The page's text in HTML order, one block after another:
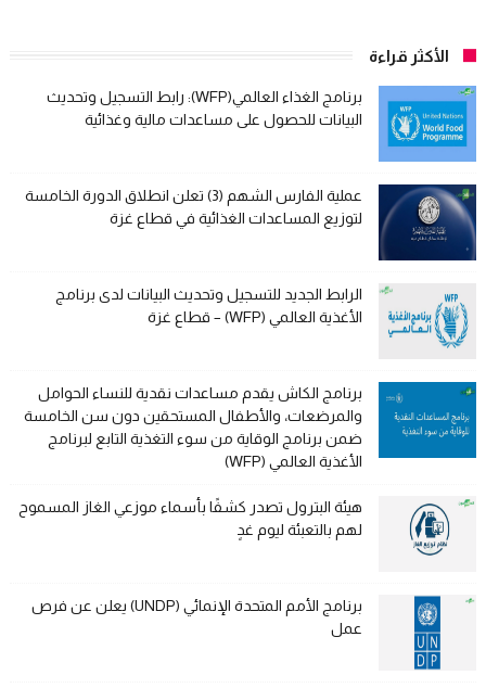
الأكثر قراءة
برنامج الغذاء العالمي(WFP): رابط التسجيل وتحديث
البيانات للحصول على مساعدات مالية وغذائية
عملية الفارس الشهم (3) تعلن انطلاق الدورة الخامسة
لتوزيع المساعدات الغذائية في قطاع غزة
الرابط الجديد للتسجيل وتحديث البيانات لدى برنامج
الأغذية العالمي (WFP) – قطاع غزة
برنامج الكاش يقدم مساعدات نقدية للنساء الحوامل
والمرضعات، والأطفال المستحقين دون سن الخامسة
ضمن برنامج الوقاية من سوء التغذية التابع لبرنامج
الأغذية العالمي (WFP)
هيئة البترول تصدر كشفًا بأسماء موزعي الغاز المسموح
لهم بالتعبئة ليوم غدٍ
برنامج الأمم المتحدة الإنمائي (UNDP) يعلن عن فرص
عمل